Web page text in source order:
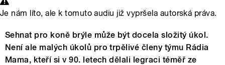
Je nám líto, ale k tomuto audiu již vypršela autorská práva.
Sehnat pro koně brýle může být docela složitý úkol.
Není ale malých úkolů pro trpělivé členy týmu Rádia
Mama, kteří si v 90. letech dělali legraci téměř ze